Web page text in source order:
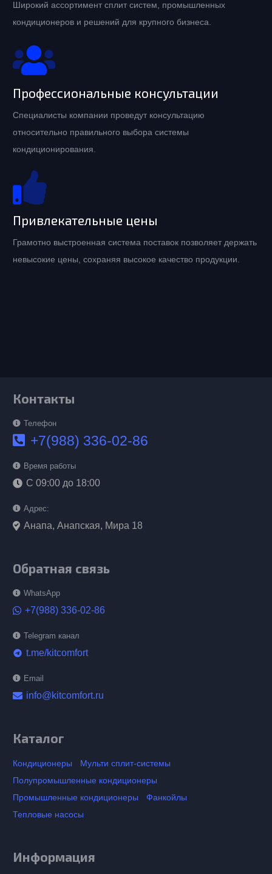
Широкий ассортимент сплит систем, промышленных
кондиционеров и решений для крупного бизнеса.
Профессиональные консультации
Специалисты компании проведут консультацию
относительно правильного выбора системы
кондиционирования.
Привлекательные цены
Грамотно выстроенная система поставок позволяет держать
невысокие цены, сохраняя высокое качество продукции.
Контакты
Телефон
+7(988) 336-02-86
Время работы
С 09:00 до 18:00
Адрес:
Анапа, Анапская, Мира 18
Обратная связь
WhatsApp
+7(988) 336-02-86
Telegram канал
telegram t.me/kitcomfort
Email
info@kitcomfort.ru
Каталог
Кондиционеры
Мульти сплит-системы
Полупромышленные кондиционеры
Промышленные кондиционеры
Фанкойлы
Тепловые насосы
Информация